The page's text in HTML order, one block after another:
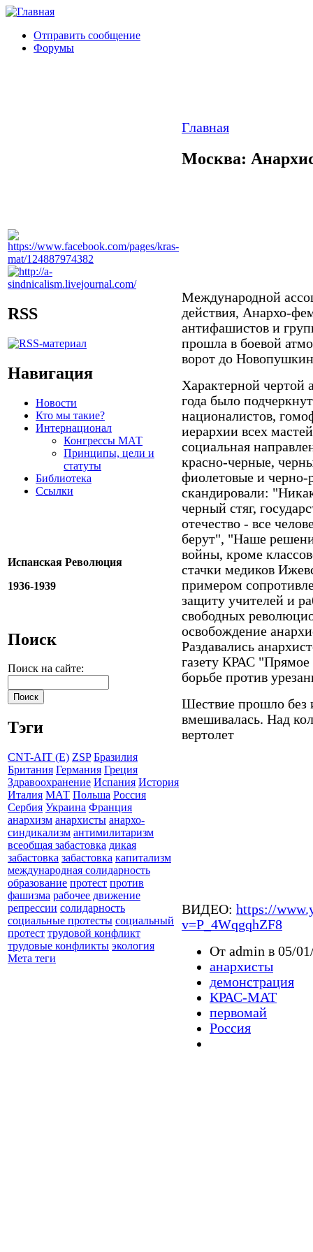
Отправить сообщение
Форумы
RSS
Навигация
Новости
Кто мы такие?
Интернационал
Конгрессы МАТ
Принципы, цели и
статуты
Библиотека
Ссылки
Испанская Революция
1936-1939
Поиск
Поиск на сайте:
Тэги
CNT-AIT (E) ZSP Бразилия
Британия Германия Греция
Здравоохранение Испания История
Италия МАТ Польша Россия
Сербия Украина Франция
анархизм анархисты анархо-
синдикализм антимилитаризм
всеобщая забастовка дикая
забастовка забастовка капитализм
международная солидарность
образование протест против
фашизма рабочее движение
репрессии солидарность
социальные протесты социальный
протест трудовой конфликт
трудовые конфликты экология
Мета теги
Главная
Москва:
Международной
действия, Анархо-
антифашистов и
прошла в боевой
ворот до
Характерной чертой
года было
националистов,
иерархии всех
социальная
красно-черные,
фиолетовые и
скандировали:
черный стяг,
отечество - все
берут", "Наше
войны, кроме
стачки медиков
примером
защиту учителей и
свободных
освобождение
Раздавались
газету КРАС
борьбе против
Шествие прошло без
вмешивалась. Над
вертолет
ВИДЕО: https://
v=P_4WqgqhZF8
От admin в 05/
анархисты
демонстрация
КРАС-МАТ
первомай
Россия